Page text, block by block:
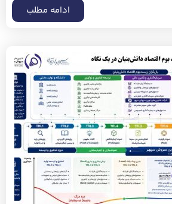
ادامه مطلب